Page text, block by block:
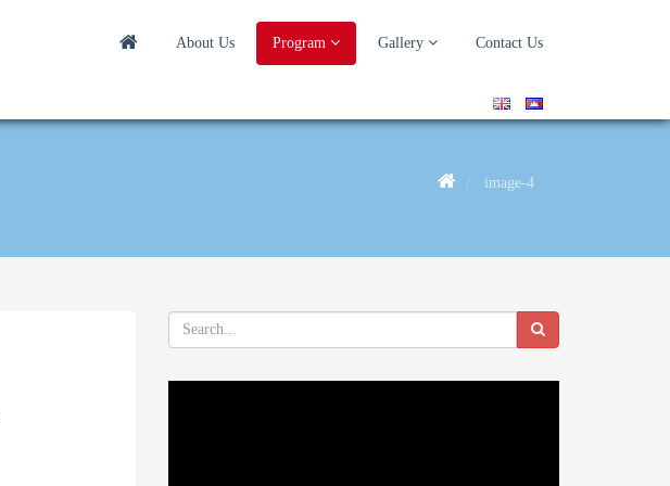
About Us Program Gallery Contact Us
image-4